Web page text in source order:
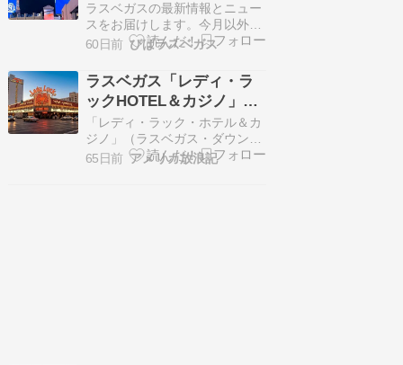
ラスベガスの最新情報とニュー
スをお届けします。今月以外の
ニュースはこちらから Xでもラ
す。@biba_lasvegasフォロー
してね！ アメリカは今年建国
250周年。これを記念し、ラス
ベガスでは6月と7月の毎週土曜
に花火大会をおこないます。写
真は花火大…
60日前 びばラスベガス
ラスベガス「レディ・ラ
ックHOTEL＆カジノ」
（懐かしいベガスのカジ
ノ図鑑）
「レディ・ラック・ホテル＆カ
ジノ」（ラスベガス・ダウンタ
ウン地区） 続きを読む >>
65日前 アメリカ放浪記